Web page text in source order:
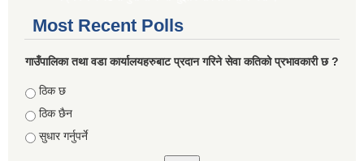
Most Recent Polls
गाउँपालिका तथा वडा कार्यालयहरुबाट प्रदान गरिने सेवा कतिको प्रभावकारी छ ?
Choices
ठिक छ
ठिक छैन
सुधार गर्नुपर्ने